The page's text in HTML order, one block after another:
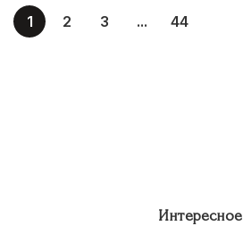
1 2 3 ... 44
Интересное